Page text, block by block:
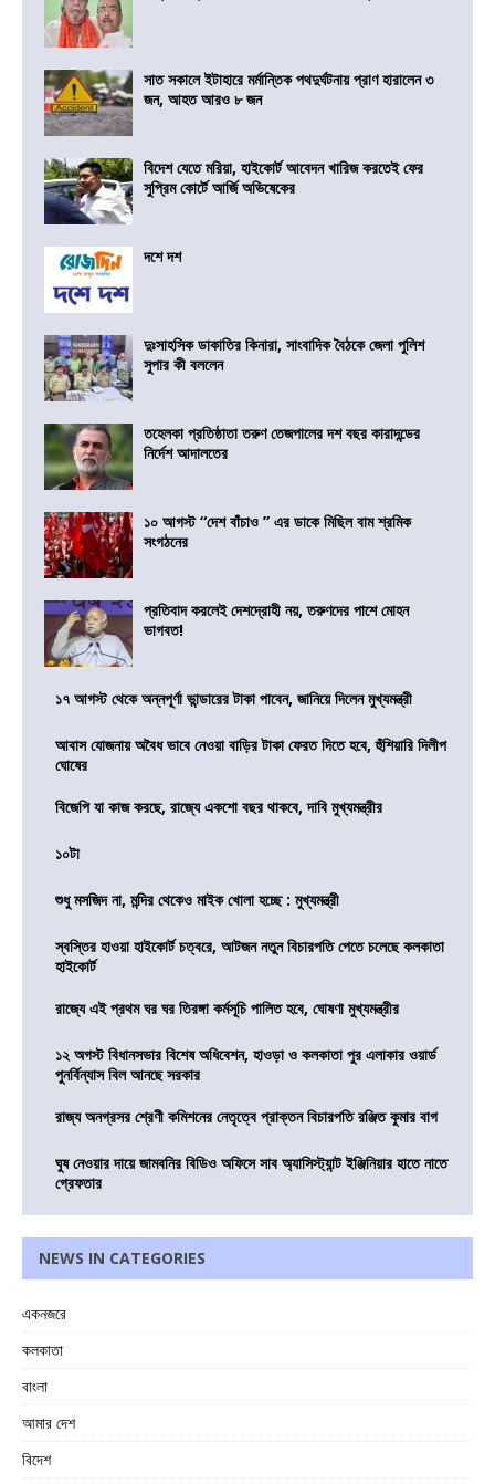
সাত সকালে ইটাহারে মর্মান্তিক পথদুর্ঘটনায় প্রাণ হারালেন ৩
জন, আহত আরও ৮ জন
বিদেশ যেতে মরিয়া, হাইকোর্ট আবেদন খারিজ করতেই ফের
সুপ্রিম কোর্টে আর্জি অভিষেকের
দশে দশ
দুঃসাহসিক ডাকাতির কিনারা, সাংবাদিক বৈঠকে জেলা পুলিশ
সুপার কী বললেন
তহেলকা প্রতিষ্ঠাতা তরুণ তেজপালের দশ বছর কারাদন্ডের
নির্দেশ আদালতের
১০ আগস্ট “দেশ বাঁচাও ” এর ডাকে মিছিল বাম শ্রমিক
সংগঠনের
প্রতিবাদ করলেই দেশদ্রোহী নয়, তরুণদের পাশে মোহন
ভাগবত!
১৭ আগস্ট থেকে অন্নপূর্ণা ভান্ডারের টাকা পাবেন, জানিয়ে দিলেন মুখ্যমন্ত্রী
আবাস যোজনায় অবৈধ ভাবে নেওয়া বাড়ির টাকা ফেরত দিতে হবে, হুঁশিয়ারি দিলীপ
ঘোষের
বিজেপি যা কাজ করছে, রাজ্যে একশো বছর থাকবে, দাবি মুখ্যমন্ত্রীর
১০টা
শুধু মসজিদ না, মন্দির থেকেও মাইক খোলা হচ্ছে : মুখ্যমন্ত্রী
স্বস্তির হাওয়া হাইকোর্ট চত্বরে, আটজন নতুন বিচারপতি পেতে চলেছে কলকাতা
হাইকোর্ট
রাজ্যে এই প্রথম ঘর ঘর তিরঙ্গা কর্মসূচি পালিত হবে, ঘোষণা মুখ্যমন্ত্রীর
১২ অগস্ট বিধানসভার বিশেষ অধিবেশন, হাওড়া ও কলকাতা পুর এলাকার ওয়ার্ড
পুনর্বিন্যাস বিল আনছে সরকার
রাজ্য অনগ্রসর শ্রেণী কমিশনের নেতৃত্বে প্রাক্তন বিচারপতি রঞ্জিত কুমার বাগ
ঘুষ নেওয়ার দায়ে জামবনির বিডিও অফিসে সাব অ্যাসিস্ট্যান্ট ইঞ্জিনিয়ার হাতে নাতে
গ্রেফতার
NEWS IN CATEGORIES
একনজরে
কলকাতা
বাংলা
আমার দেশ
বিদেশ